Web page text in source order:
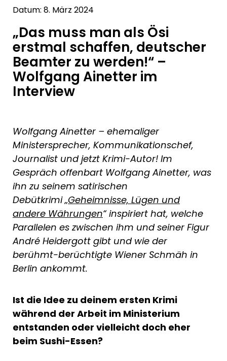
Datum: 8. März 2024
„Das muss man als Ösi
erstmal schaffen, deutscher
Beamter zu werden!“ –
Wolfgang Ainetter im
Interview
Wolfgang Ainetter – ehemaliger
Ministersprecher, Kommunikationschef,
Journalist und jetzt Krimi-Autor! Im
Gespräch offenbart Wolfgang Ainetter, was
ihn zu seinem satirischen
Debütkrimi„Geheimnisse, Lügen und
andere Währungen“ inspiriert hat, welche
Parallelen es zwischen ihm und seiner Figur
André Heidergott gibt und wie der
berühmt-berüchtigte Wiener Schmäh in
Berlin ankommt.
Ist die Idee zu deinem ersten Krimi
während der Arbeit im Ministerium
entstanden oder vielleicht doch eher
beim Sushi-Essen?